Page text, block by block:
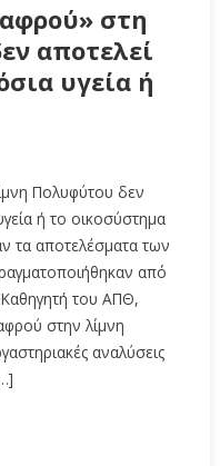
στη
αποτελεί
υγεία ή
Πολυφύτου δεν
ή το οικοσύστημα
τα αποτελέσματα των
από
του ΑΠΘ,
στην λίμνη
αναλύσεις